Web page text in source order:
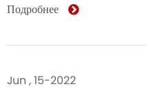
Подробнее
Jun , 15-2022